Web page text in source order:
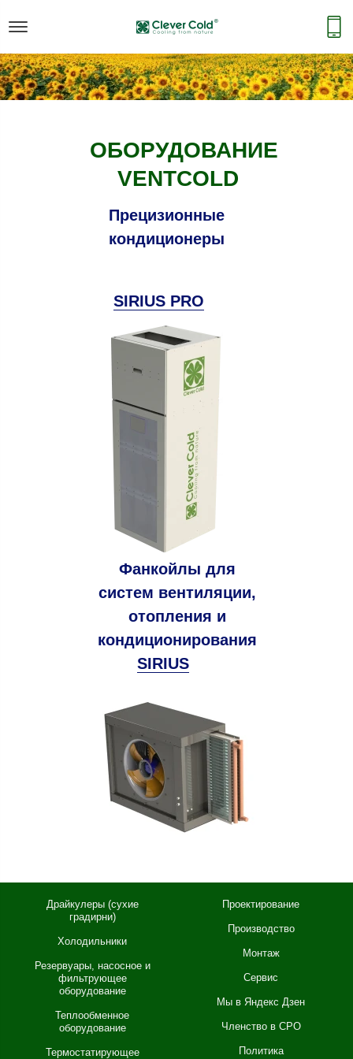
ОБОРУДОВАНИЕ
VENTCOLD
Прецизионные
кондиционеры
SIRIUS PRO
Фанкойлы для
систем вентиляции,
отопления и
кондиционирования
SIRIUS
Драйкулеры (сухие
градирни)
Холодильники
Резервуары, насосное и
фильтрующее
оборудование
Теплообменное
оборудование
Термостатирующее
Проектирование
Производство
Монтаж
Сервис
Мы в Яндекс Дзен
Членство в СРО
Политика